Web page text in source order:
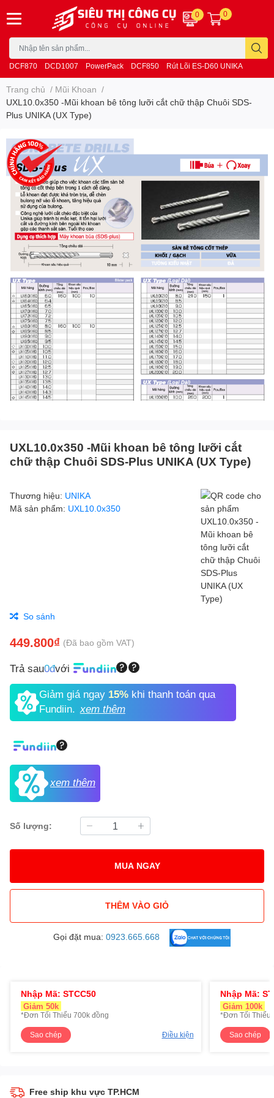
DCF870 DCD1007 PowerPack DCF850 Rút Lõi ES-D60 UNIKA
0 0
Trang chủ / Mũi Khoan /
UXL10.0x350 -Mũi khoan bê tông lưỡi cắt chữ thập Chuôi SDS-
Plus UNIKA (UX Type)
UXL10.0x350 -Mũi khoan bê tông lưỡi cắt
chữ thập Chuôi SDS-Plus UNIKA (UX Type)
Thương hiệu: UNIKA
Mã sản phẩm: UXL10.0x350
So sánh
449.800₫ (Đã bao gồm VAT)
Trả sau0đvới
Giảm giá ngay 15%khi thanh toán qua
Fundiin. xem thêm
xem thêm
Số lượng:
MUA NGAY
THÊM VÀO GIỎ
Gọi đặt mua: 0923.665.668
Nhập Mã: STCC50
Giảm 50k
*Đơn Tối Thiểu 700k đồng
Sao chép Điều kiện
Nhập Mã:
Giảm 100k
*Đơn Tối Thiểu
Sao chép
Free ship khu vực TP.HCM